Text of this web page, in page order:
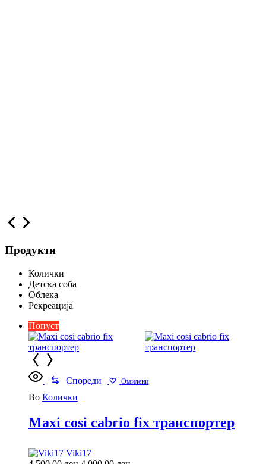
Продукти
Колички
Детска соба
Облека
Рекреација
Попуст
Спореди Омилени
Во Колички
Maxi cosi cabrio fix транспортер
Viki17